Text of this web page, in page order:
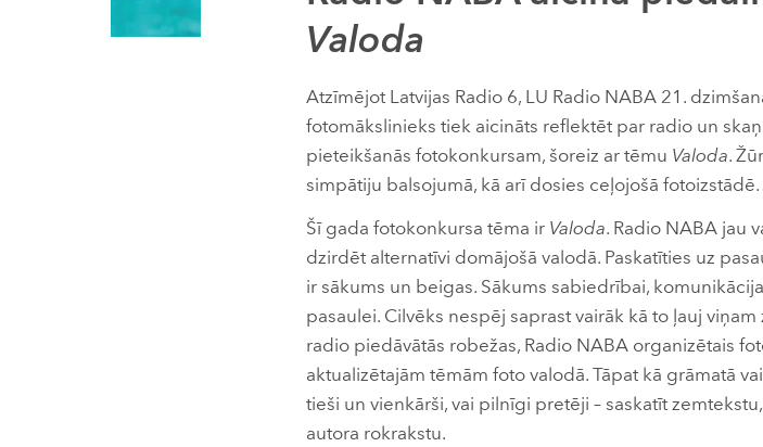
Valoda
Atzīmējot Latvijas Radio 6, LU Radio NABA 21.
fotomākslinieks tiek aicināts reflektēt par radio un
pieteikšanās fotokonkursam, šoreiz ar tēmu Valoda.
simpātiju balsojumā, kā arī dosies ceļojošā fotoizstādē.
Šī gada fotokonkursa tēma ir Valoda. Radio NABA jau
dzirdēt alternatīvi domājošā valodā. Paskatīties uz
ir sākums un beigas. Sākums sabiedrībai,
pasaulei. Cilvēks nespēj saprast vairāk kā to ļauj
radio piedāvātās robežas, Radio NABA organizētais
aktualizētajām tēmām foto valodā. Tāpat kā grāmatā
tieši un vienkārši, vai pilnīgi pretēji – saskatīt
autora rokrakstu.